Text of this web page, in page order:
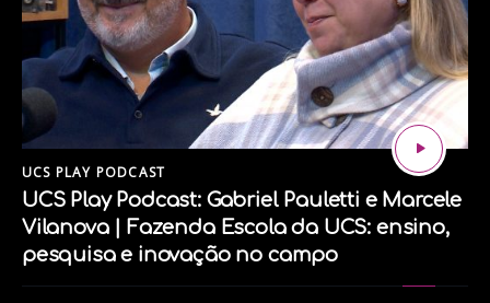
UCS PLAY PODCAST
UCS Play Podcast: Gabriel Pauletti e Marcele
Vilanova | Fazenda Escola da UCS: ensino,
pesquisa e inovação no campo